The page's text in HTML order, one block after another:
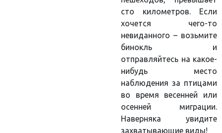
сто километров. Если
хочется чего-то
невиданного – возьмите
бинокль и
отправляйтесь на какое-
нибудь место
наблюдения за птицами
во время весенней или
осенней миграции.
Наверняка увидите
захватывающие виды!